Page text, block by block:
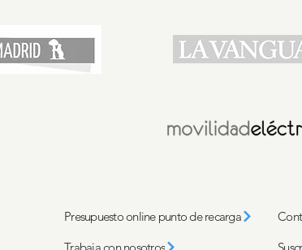
Presupuesto online punto de recarga
Trabaja con nosotros